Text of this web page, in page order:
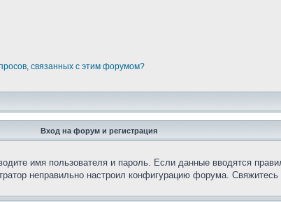
связанных с этим форумом?
Вход на форум и регистрация
имя пользователя и пароль. Если данные вводятся
неправильно настроил конфигурацию форума.